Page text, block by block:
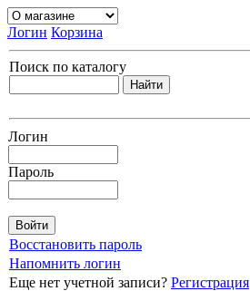
Логин Корзина
Поиск по каталогу
Логин
Пароль
Восстановить пароль
Напомнить логин
Еще нет учетной записи? Регистрация